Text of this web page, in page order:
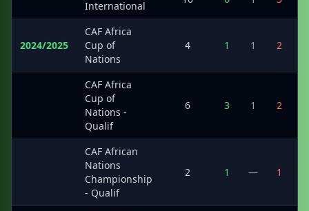
International
2024/2025
CAF Africa
Cup of
Nations
4 1 1 2
CAF Africa
Cup of
Nations -
Qualif
6 3 1 2
CAF African
Nations
Championship
- Qualif
2 1 — 1